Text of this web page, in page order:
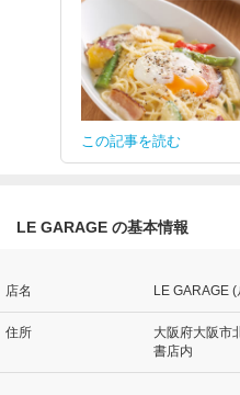
この記事を読む
LE GARAGE の基本情報
店名 LE GARAGE
住所
大阪府大阪市
書店内